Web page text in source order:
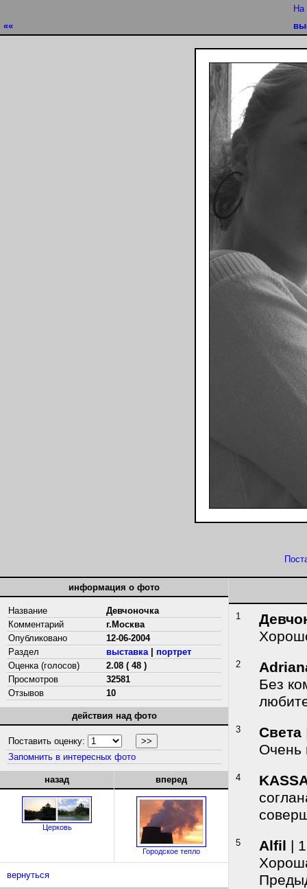
На
««
информация о фото
Название
Девчоночка
Комментарий
г.Москва
Опубликовано
12-06-2004
Раздел
выставка| портрет
Оценка (голосов)
2.08 ( 48 )
Просмотров
32581
Отзывов
10
действия над фото
Поставить оценку:
Запомнить в интересных фото
назад
Церковь
вперед
Городское тепло
вернуться
1
2
Без
3 Света
Очень
4
5 Alfil |